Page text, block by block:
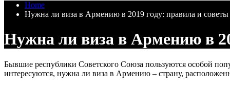
Home
Нужна ли виза в Армению в 2019 году: правила и советы
Нужна ли виза в Армению в
Бывшие республики Советского Союза пользуются особой
интересуются, нужна ли виза в Армению – страну,